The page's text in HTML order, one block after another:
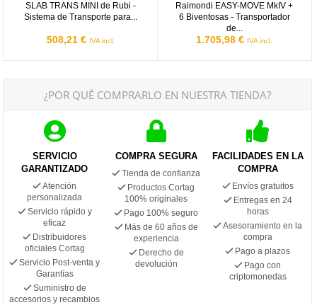
SLAB TRANS MINI de Rubi -
Sistema de Transporte para...
508,21 € IVA incl.
Raimondi EASY-MOVE MkIV +
6 Biventosas - Transportador
de...
1.705,98 € IVA incl.
¿POR QUÉ COMPRARLO EN NUESTRA TIENDA?
SERVICIO
GARANTIZADO
Atención
personalizada
Servicio rápido y
eficaz
Distribuidores
oficiales Cortag
Servicio Post-venta y
Garantías
Suministro de
accesorios y recambios
COMPRA SEGURA
Tienda de confianza
Productos Cortag
100% originales
Pago 100% seguro
Más de 60 años de
experiencia
Derecho de
devolución
FACILIDADES EN LA
COMPRA
Envíos gratuitos
Entregas en 24
horas
Asesoramiento en la
compra
Pago a plazos
Pago con
criptomonedas